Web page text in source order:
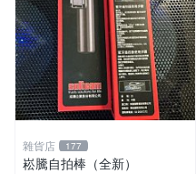
雜貨店 177
崧騰自拍棒（全新）